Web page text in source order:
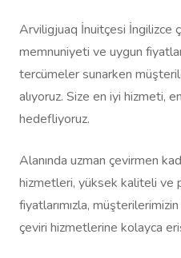
Arviligjuaq İnuitçesi İngilizce
memnuniyeti ve uygun
tercümeler sunarken
alıyoruz. Size en iyi hizmeti,
hedefliyoruz.
Alanında uzman çevirmen
hizmetleri, yüksek kaliteli ve
fiyatlarımızla,
çeviri hizmetlerine kolayca